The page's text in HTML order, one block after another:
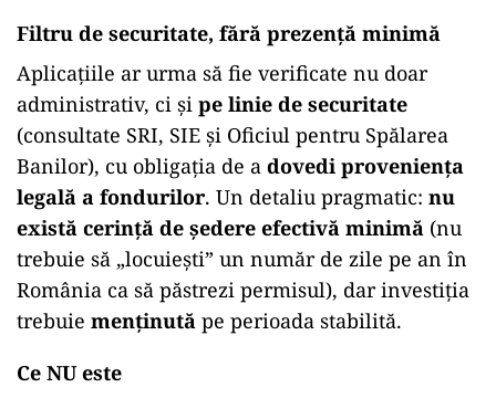
Filtru de securitate, fără prezență minimă
Aplicațiile ar urma să fie verificate nu doar
administrativ, ci și pe linie de securitate
(consultate SRI, SIE și Oficiul pentru Spălarea
Banilor), cu obligația de a dovedi proveniența
legală a fondurilor. Un detaliu pragmatic: nu
există cerință de ședere efectivă minimă (nu
trebuie să „locuiești” un număr de zile pe an în
România ca să păstrezi permisul), dar investiția
trebuie menținută pe perioada stabilită.
Ce NU este